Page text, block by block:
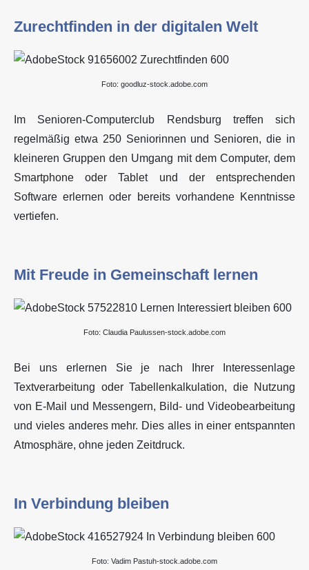
Zurechtfinden in der digitalen Welt
Foto: goodluz-stock.adobe.com
Im Senioren-Computerclub Rendsburg treffen sich
regelmäßig etwa 250 Seniorinnen und Senioren, die in
kleineren Gruppen den Umgang mit dem Computer, dem
Smartphone oder Tablet und der entsprechenden
Software erlernen oder bereits vorhandene Kenntnisse
vertiefen.
Mit Freude in Gemeinschaft lernen
Foto: Claudia Paulussen-stock.adobe.com
Bei uns erlernen Sie je nach Ihrer Interessenlage
Textverarbeitung oder Tabellenkalkulation, die Nutzung
von E-Mail und Messengern, Bild- und Videobearbeitung
und vieles anderes mehr. Dies alles in einer entspannten
Atmosphäre, ohne jeden Zeitdruck.
In Verbindung bleiben
Foto: Vadim Pastuh-stock.adobe.com